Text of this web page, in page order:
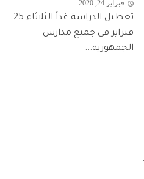
فبراير 24, 2020
تعطيل الدراسة غداً الثلاثاء 25
فبراير فى جميع مدارس
الجمهورية...